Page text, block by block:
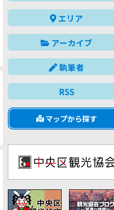
エリア
アーカイブ
執筆者
RSS
マップから探す